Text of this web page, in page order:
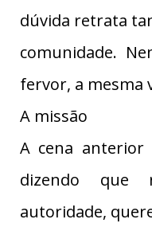
dúvida retrata
comunidade.
fervor, a mesma
A missão
A cena anterior
dizendo que
autoridade,